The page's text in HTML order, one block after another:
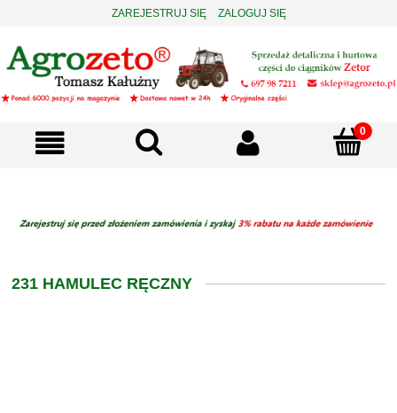
ZAREJESTRUJ SIĘ ZALOGUJ SIĘ
231 HAMULEC RĘCZNY